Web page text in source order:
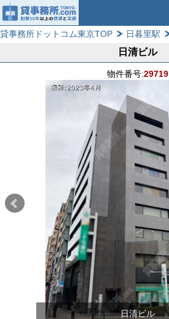
貸事務所ドットコム東京TOP 日暮里駅
日清ビル
物件番号:29719
日清ビル